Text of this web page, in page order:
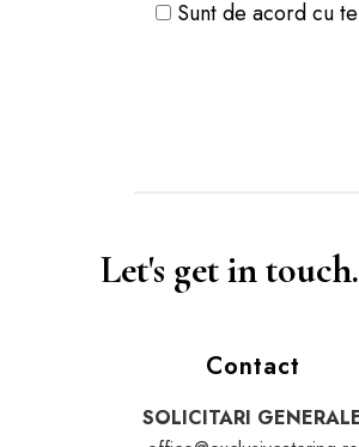
Sunt de acord cu
Let's get in
Contact
SOLICITARI